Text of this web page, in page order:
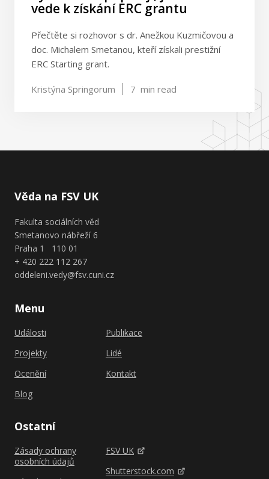
vede k získání ERC grantu
Přečtěte si rozhovor s dr. Anežkou Kuzmičovou a
doc. Michalem Smetanou, kteří získali prestižní
ERC Starting grant.
Kristýna Springorum 7 min read
Věda na FSV UK
Fakulta sociálních věd
Smetanovo nábřeží 6
Praha 1 110 01
+ 420 222 112 267
oddeleni.vedy@fsv.cuni.cz
Menu
Události
Projekty
Ocenění
Blog
Publikace
Lidé
Kontakt
Ostatní
Zásady ochrany
osobních údajů
FSV UK
Shutterstock.com